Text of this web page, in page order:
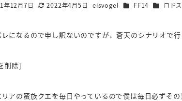
年12月7日
更新日
2022年4月5日
著
eisvogel カテゴリー
FF14 カテゴリー
ロド
になるので申し訳ないのですが、蒼天のシナリオで
削除]
アの蛮族クエを毎日やっているので僕は毎日必ずそ